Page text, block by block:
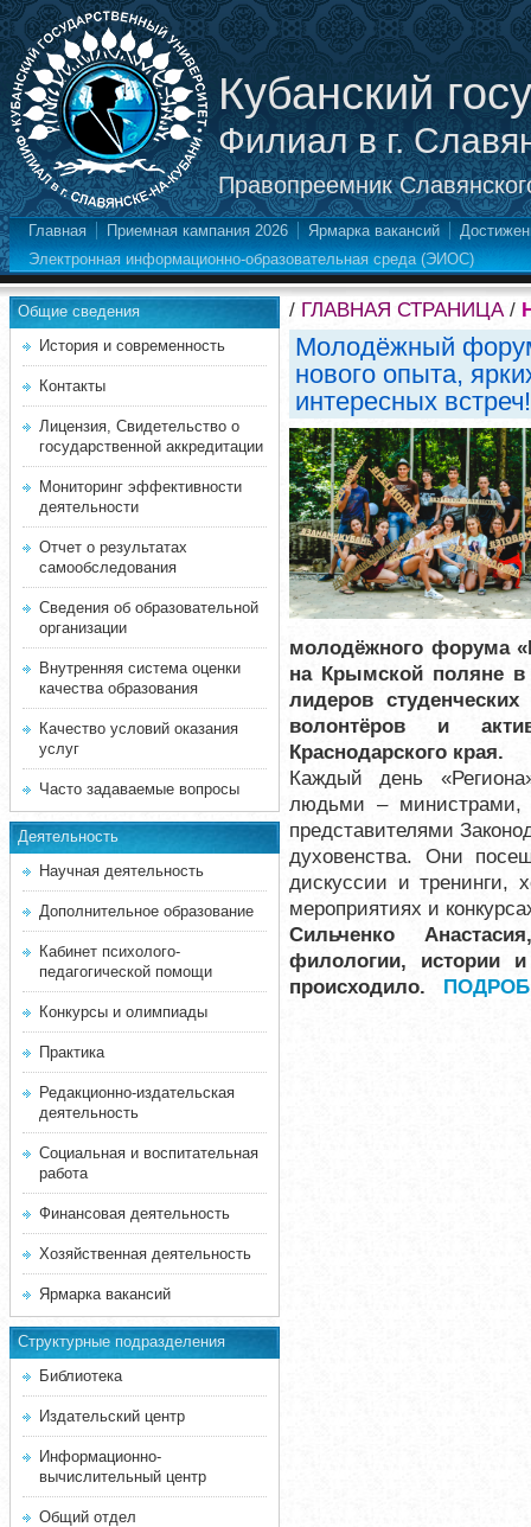
Кубанский
Филиал в г.
Правопреемник
Главная Приемная кампания 2026 Ярмарка вакансий
Электронная информационно-образовательная среда (ЭИОС)
Общие сведения
История и современность
Контакты
Лицензия, Свидетельство о
государственной аккредитации
Мониторинг эффективности
деятельности
Отчет о результатах
самообследования
Сведения об образовательной
организации
Внутренняя система оценки
качества образования
Качество условий оказания
услуг
Часто задаваемые вопросы
Деятельность
Научная деятельность
Дополнительное образование
Кабинет психолого-
педагогической помощи
Конкурсы и олимпиады
Практика
Редакционно-издательская
деятельность
Социальная и воспитательная
работа
Финансовая деятельность
Хозяйственная деятельность
Ярмарка вакансий
Структурные подразделения
Библиотека
Издательский центр
Информационно-
вычислительный центр
Общий отдел
/ ГЛАВНАЯ СТРАНИЦА/
Молодёжный
нового опыта,
интересных встреч!
молодёжного форума
на Крымской поляне
лидеров
волонтёров и
Краснодарского края.
Каждый день
людьми – министрами,
представителями
духовенства. Они
дискуссии и тренинги,
мероприятиях и
Сильченко
филологии, истории и
происходило.